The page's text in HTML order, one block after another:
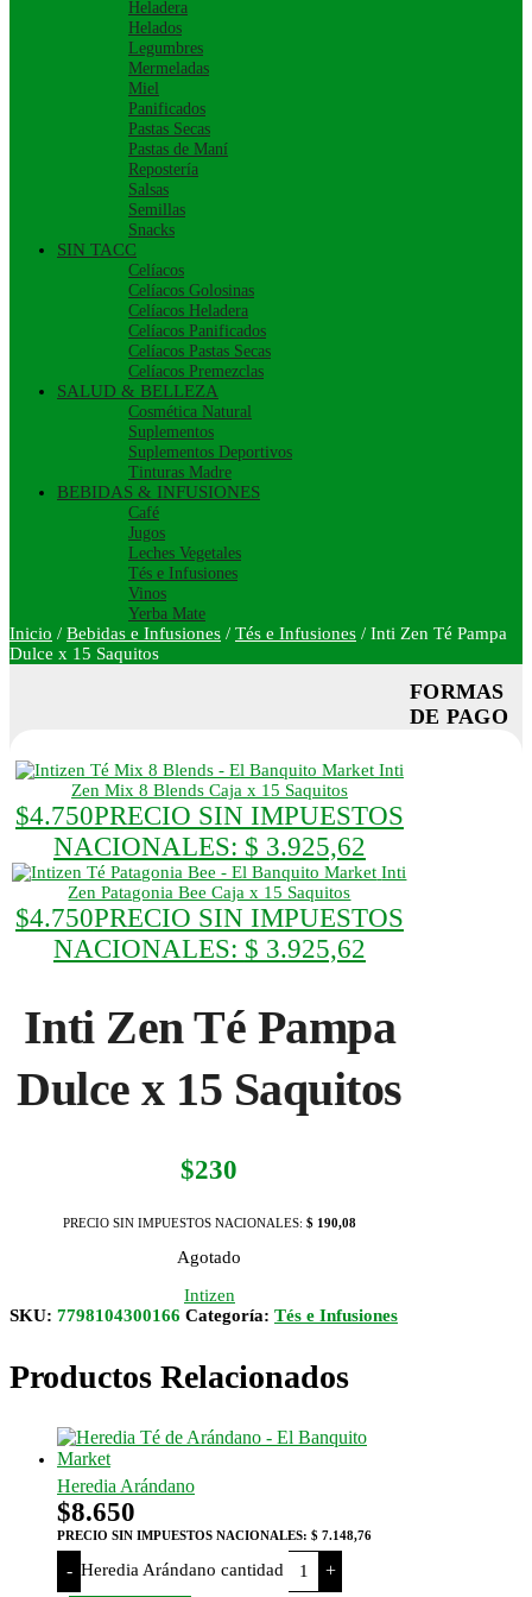
Heladera
Helados
Legumbres
Mermeladas
Miel
Panificados
Pastas Secas
Pastas de Maní
Repostería
Salsas
Semillas
Snacks
SIN TACC
Celíacos
Celíacos Golosinas
Celíacos Heladera
Celíacos Panificados
Celíacos Pastas Secas
Celíacos Premezclas
SALUD & BELLEZA
Cosmética Natural
Suplementos
Suplementos Deportivos
Tinturas Madre
BEBIDAS & INFUSIONES
Café
Jugos
Leches Vegetales
Tés e Infusiones
Vinos
Yerba Mate
Inicio / Bebidas e Infusiones / Tés e Infusiones / Inti Zen Té Pampa
Dulce x 15 Saquitos
Inti
Zen Mix 8 Blends Caja x 15 Saquitos
$4.750PRECIO SIN IMPUESTOS
NACIONALES: $ 3.925,62
Inti
Zen Patagonia Bee Caja x 15 Saquitos
$4.750PRECIO SIN IMPUESTOS
NACIONALES: $ 3.925,62
Inti Zen Té Pampa
Dulce x 15 Saquitos
$230
PRECIO SIN IMPUESTOS NACIONALES: $ 190,08
Agotado
Intizen
SKU: 7798104300166 Categoría: Tés e Infusiones
Productos Relacionados
Heredia Arándano
$8.650
PRECIO SIN IMPUESTOS NACIONALES: $ 7.148,76
- Heredia Arándano cantidad +
FORMAS
DE PAGO